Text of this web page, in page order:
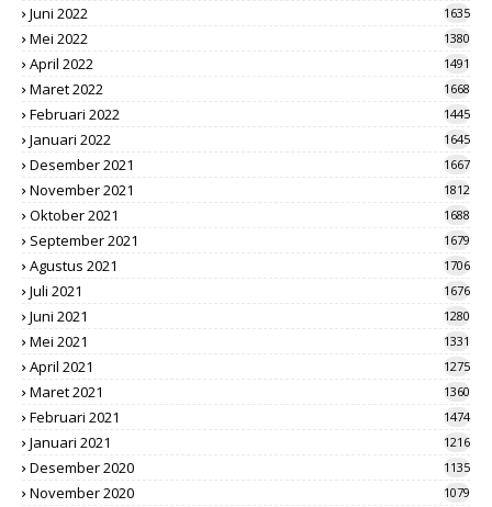
Juni 2022 1635
Mei 2022 1380
April 2022 1491
Maret 2022 1668
Februari 2022 1445
Januari 2022 1645
Desember 2021 1667
November 2021 1812
Oktober 2021 1688
September 2021 1679
Agustus 2021 1706
Juli 2021 1676
Juni 2021 1280
Mei 2021 1331
April 2021 1275
Maret 2021 1360
Februari 2021 1474
Januari 2021 1216
Desember 2020 1135
November 2020 1079